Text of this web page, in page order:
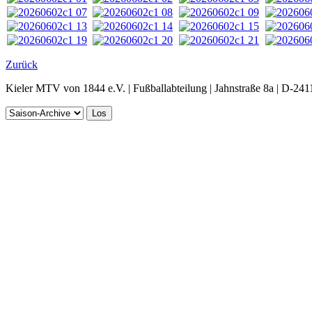
Zurück
Kieler MTV von 1844 e.V. | Fußballabteilung | Jahnstraße 8a | D-